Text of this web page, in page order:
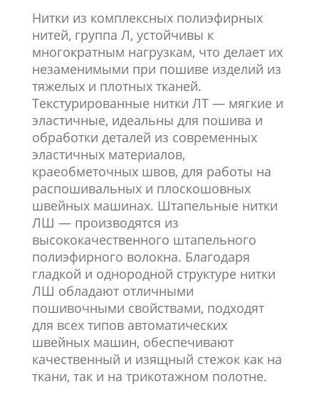
Нитки из комплексных полиэфирных
нитей, группа Л, устойчивы к
многократным нагрузкам, что делает их
незаменимыми при пошиве изделий из
тяжелых и плотных тканей.
Текстурированные нитки ЛТ — мягкие и
эластичные, идеальны для пошива и
обработки деталей из современных
эластичных материалов,
краеобметочных швов, для работы на
распошивальных и плоскошовных
швейных машинах. Штапельные нитки
ЛШ — производятся из
высококачественного штапельного
полиэфирного волокна. Благодаря
гладкой и однородной структуре нитки
ЛШ обладают отличными
пошивочными свойствами, подходят
для всех типов автоматических
швейных машин, обеспечивают
качественный и изящный стежок как на
ткани, так и на трикотажном полотне.